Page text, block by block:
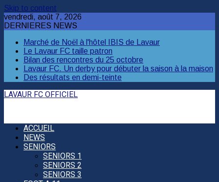
Skip to content
vendredi, août 7, 2026
DERNIERES NEWS
Marché de Noël à l'hôtel IBIS de Lavaur
Le Lavaur FC taille patron
Bilan des rencontres du 25 octobre
Lavaur FC. Un derby pour débuter la saison à la maison
Des résultats en demi-teinte
LAVAUR FC OFFICIEL
ACCUEIL
NEWS
SENIORS
SENIORS 1
SENIORS 2
SENIORS 3